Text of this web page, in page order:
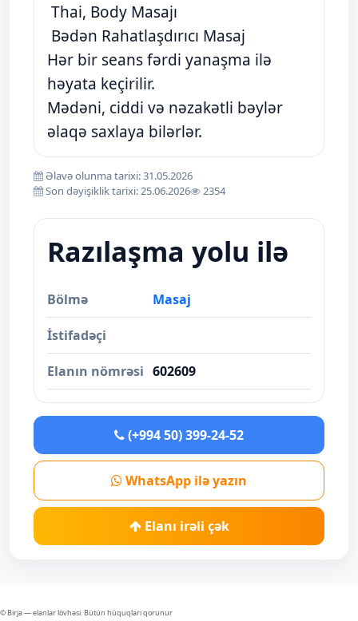
Thai, Body Masajı
Bədən Rahatlaşdırıcı Masaj
Hər bir seans fərdi yanaşma ilə
həyata keçirilir.
Mədəni, ciddi və nəzakətli bəylər
əlaqə saxlaya bilərlər.
Əlavə olunma tarixi: 31.05.2026
Son dəyişiklik tarixi: 25.06.2026
2354
Razılaşma yolu ilə
Bölmə Masaj
İstifadəçi
Elanın nömrəsi 602609
(+994 50) 399-24-52
WhatsApp ilə yazın
Elanı irəli çək
© Birja — elanlar lövhəsi. Bütün hüquqları qorunur